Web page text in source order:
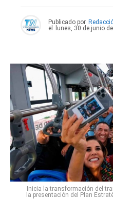
Publicado por
el
lunes, 30 de junio
Inicia la transformación del
la presentación del Plan